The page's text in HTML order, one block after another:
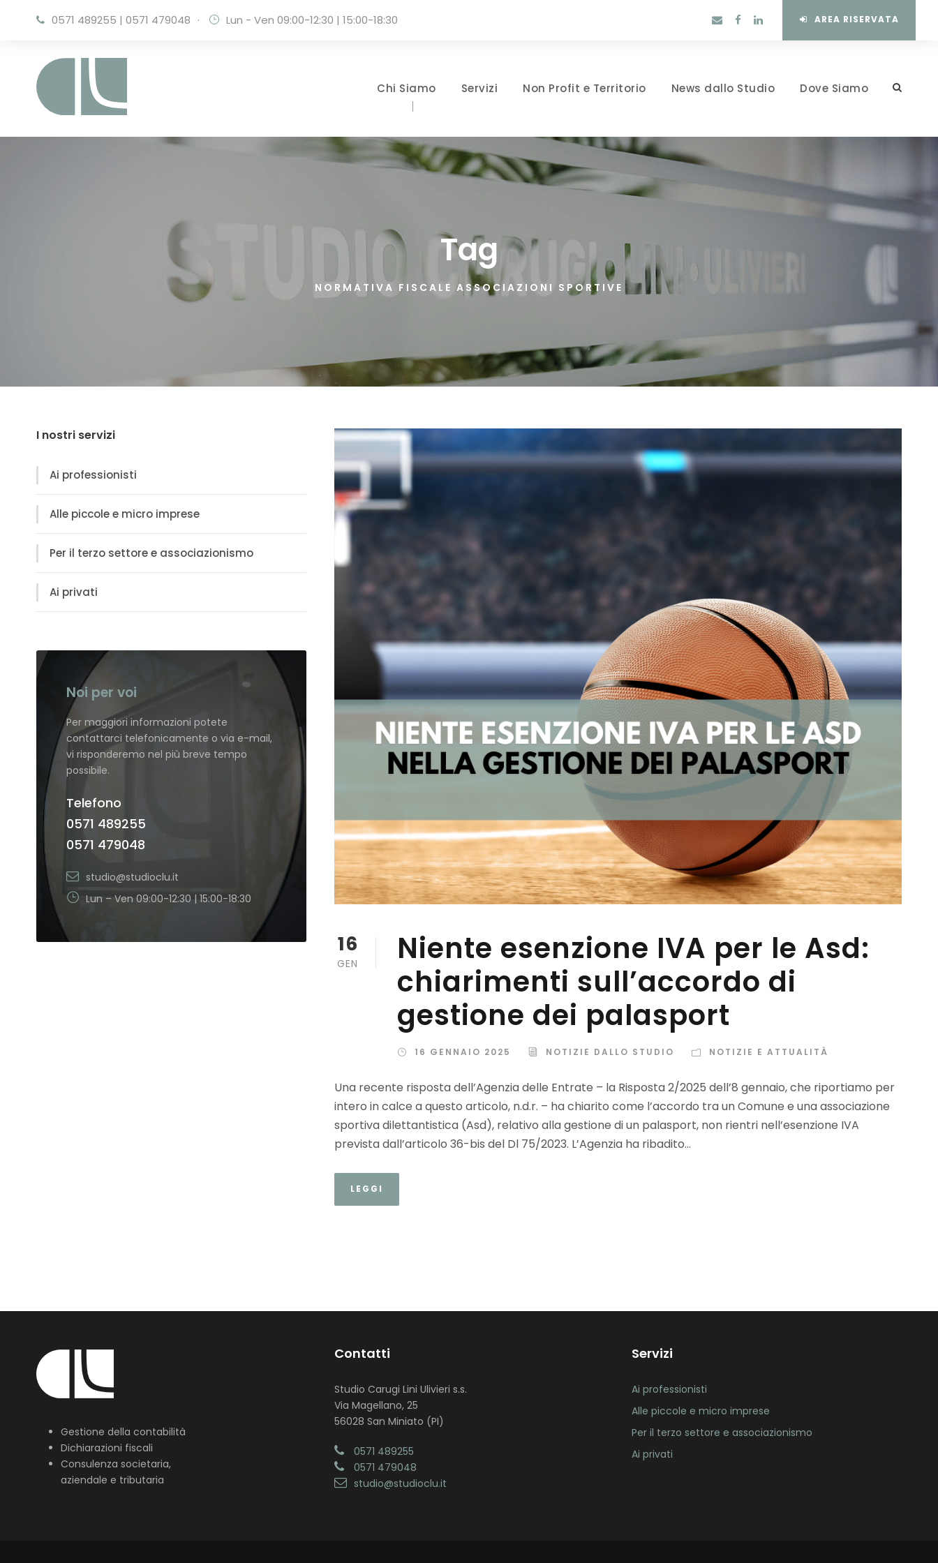
0571 489255 | 0571 479048 · Lun - Ven 09:00-12:30 | 15:00-18:30 AREA RISERVATA
Chi Siamo Servizi Non Profit e Territorio News dallo Studio Dove Siamo
Tag
NORMATIVA FISCALE ASSOCIAZIONI SPORTIVE
16
GEN
Niente esenzione IVA per le Asd:
chiarimenti sull’accordo di
gestione dei palasport
16 GENNAIO 2025 NOTIZIE DALLO STUDIO NOTIZIE E ATTUALITÀ
Una recente risposta dell’Agenzia delle Entrate – la Risposta 2/2025 dell’8 gennaio, che riportiamo per
intero in calce a questo articolo, n.d.r. – ha chiarito come l’accordo tra un Comune e una associazione
sportiva dilettantistica (Asd), relativo alla gestione di un palasport, non rientri nell’esenzione IVA
prevista dall’articolo 36-bis del Dl 75/2023. L’Agenzia ha ribadito...
LEGGI
I nostri servizi
Ai professionisti
Alle piccole e micro imprese
Per il terzo settore e associazionismo
Ai privati
Noi per voi
Per maggiori informazioni potete
contattarci telefonicamente o via e-mail,
vi risponderemo nel più breve tempo
possibile.
Telefono
0571 489255
0571 479048
studio@studioclu.it
Lun – Ven 09:00-12:30 | 15:00-18:30
Gestione della contabilità
Dichiarazioni fiscali
Consulenza societaria,
aziendale e tributaria
Contatti
Studio Carugi Lini Ulivieri s.s.
Via Magellano, 25
56028 San Miniato (PI)
0571 489255
0571 479048
studio@studioclu.it
Servizi
Ai professionisti
Alle piccole e micro imprese
Per il terzo settore e associazionismo
Ai privati